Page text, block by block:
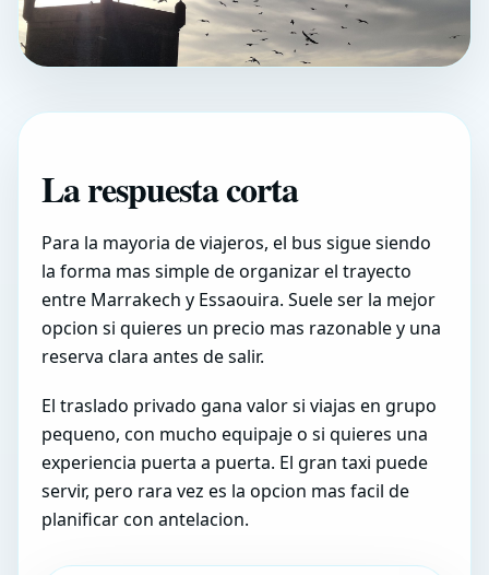
La respuesta corta
Para la mayoria de viajeros, el bus sigue siendo
la forma mas simple de organizar el trayecto
entre Marrakech y Essaouira. Suele ser la mejor
opcion si quieres un precio mas razonable y una
reserva clara antes de salir.
El traslado privado gana valor si viajas en grupo
pequeno, con mucho equipaje o si quieres una
experiencia puerta a puerta. El gran taxi puede
servir, pero rara vez es la opcion mas facil de
planificar con antelacion.